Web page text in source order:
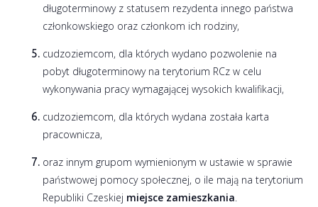
długoterminowy z statusem rezydenta innego państwa
członkowskiego oraz członkom ich rodziny,
cudzoziemcom, dla których wydano pozwolenie na
pobyt długoterminowy na terytorium RCz w celu
wykonywania pracy wymagającej wysokich kwalifikacji,
cudzoziemcom, dla których wydana została karta
pracownicza,
oraz innym grupom wymienionym w ustawie w sprawie
państwowej pomocy społecznej, o ile mają na terytorium
Republiki Czeskiej miejsce zamieszkania